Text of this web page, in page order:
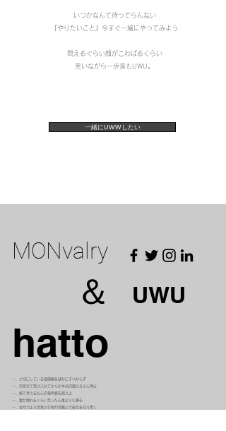
いつかなんて待ってらんない
『やりたいこと』今すぐ一緒にやってみよう
悶えるぐらい顔がこわばるくらい
笑いながら一歩進もUWU。
一緒にUWWしたい
MONvalry
​＆
hatto
​UWU
​一、大切にしている価値観を疎かにすべからず
一、苦楽全て受け入れてからが本気の面白さと心得よ
一、頭で考えるな心の境界線を超えよ
一、腹が壊れるくらい笑ったら誰よりも勝る
​一、金や力より言葉と行動が信頼と可能性を切り開く